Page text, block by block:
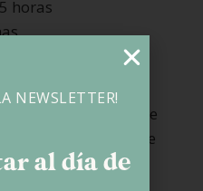
horas
esta propuesta de
y fresas porque de
NEWSLETTER!
al día de